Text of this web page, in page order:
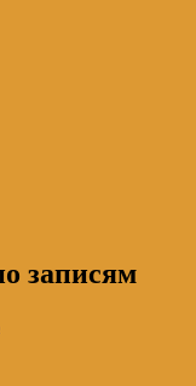
записям